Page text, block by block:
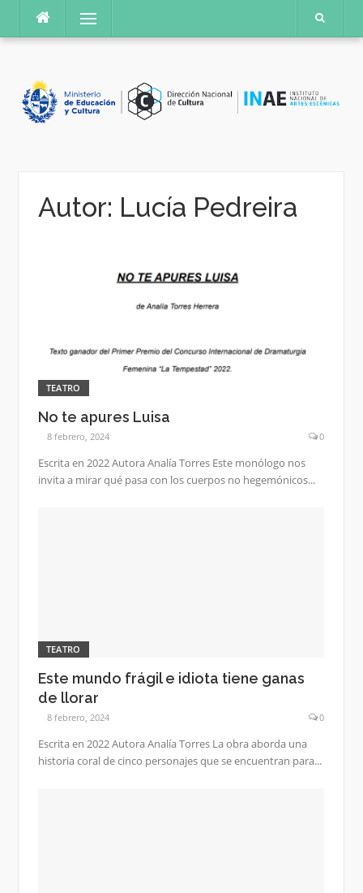
contenido
Menú
Autor: Lucía Pedreira
TEATRO
No te apures Luisa
8 febrero, 2024 0
Escrita en 2022 Autora Analía Torres Este monólogo nos
invita a mirar qué pasa con los cuerpos no hegemónicos...
TEATRO
Este mundo frágil e idiota tiene ganas
de llorar
8 febrero, 2024 0
Escrita en 2022 Autora Analía Torres La obra aborda una
historia coral de cinco personajes que se encuentran para...